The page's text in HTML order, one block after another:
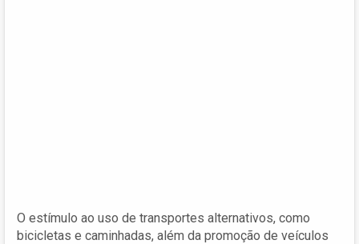
O estímulo ao uso de transportes alternativos, como
bicicletas e caminhadas, além da promoção de veículos